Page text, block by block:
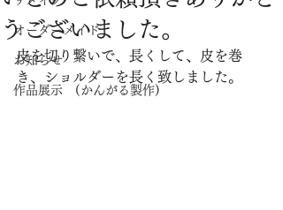
オーダーメイド
お知らせ
作品展示 (かんがる製作)
うございました。
皮を切り繋いで、長くして、皮を巻
き、ショルダーを長く致しました。